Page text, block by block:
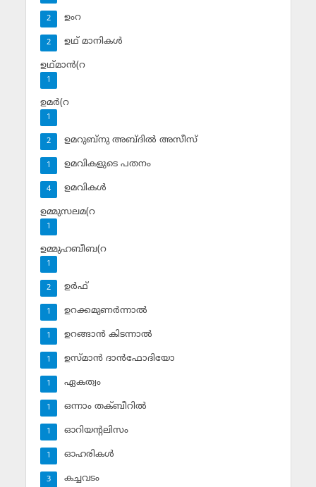
ഉംറ
2
ഉഥ് മാനികള്‍
2
ഉഥ്മാന്‍(റ
1
ഉമര്‍(റ
1
ഉമറുബ്‌നു അബ്ദില്‍ അസീസ്‌
2
ഉമവികളുടെ പതനം
1
ഉമവികള്‍
4
ഉമ്മുസലമ(റ
1
ഉമ്മുഹബീബ(റ
1
ഉര്‍ഫ്
2
ഉറക്കമുണര്‍ന്നാല്‍
1
ഉറങ്ങാന്‍ കിടന്നാല്‍
1
ഉസ്മാന്‍ ദാന്‍ഫോദിയോ
1
ഏകത്വം
1
ഒന്നാം തക്ബീറില്‍
1
ഓറിയന്റലിസം
1
ഓഹരികള്‍
1
കച്ചവടം
3